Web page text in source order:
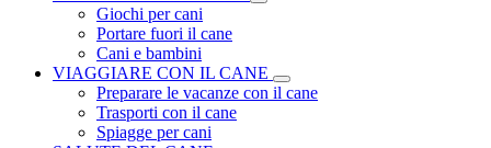
Giochi per cani
Portare fuori il cane
Cani e bambini
VIAGGIARE CON IL CANE
Preparare le vacanze con il cane
Trasporti con il cane
Spiagge per cani